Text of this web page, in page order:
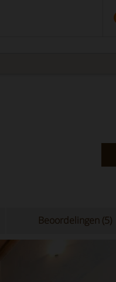
Beoordelingen (5)